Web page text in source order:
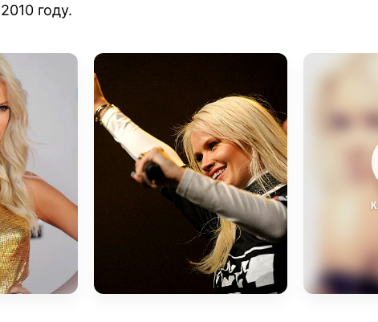
году.